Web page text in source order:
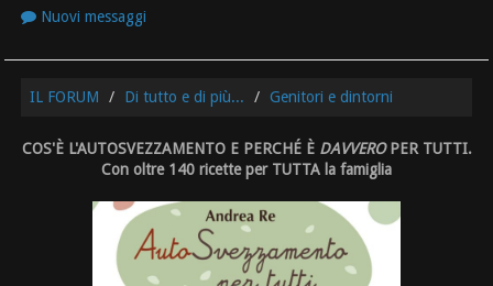
Nuovi messaggi
IL FORUM Di tutto e di più... Genitori e dintorni
COS'È L'AUTOSVEZZAMENTO E PERCHÉ È DAVVEROPER TUTTI.
Con oltre 140 ricette per TUTTA la famiglia